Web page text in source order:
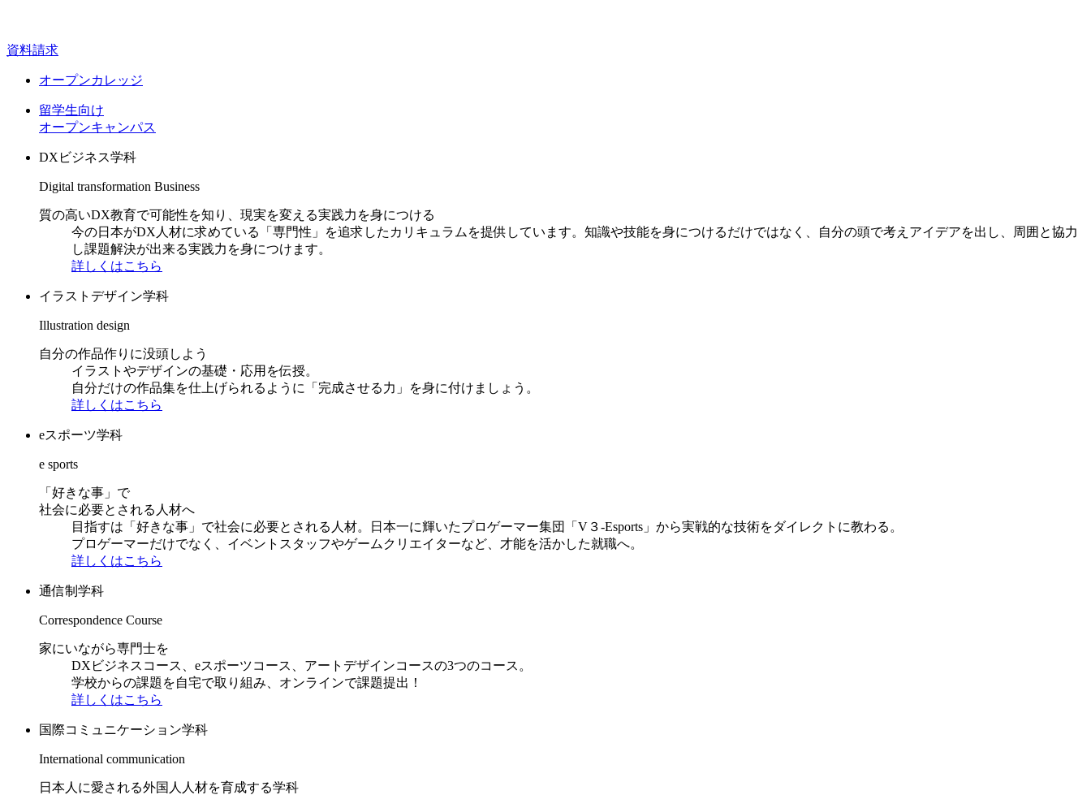
資料請求
オープンカレッジ
留学生向け
オープンキャンパス
DXビジネス学科
Digital transformation Business
質の高いDX教育で可能性を知り、現実を変える実践力を身につける
今の日本がDX人材に求めている「専門性」を追求したカリキュラムを提供しています。知識や技能を身につけるだけではなく、自分の頭で考えアイデアを出し、周囲と協力
し課題解決が出来る実践力を身につけます。
詳しくはこちら
イラストデザイン学科
Illustration design
自分の作品作りに没頭しよう
イラストやデザインの基礎・応用を伝授。
自分だけの作品集を仕上げられるように「完成させる力」を身に付けましょう。
詳しくはこちら
eスポーツ学科
e sports
「好きな事」で
社会に必要とされる人材へ
目指すは「好きな事」で社会に必要とされる人材。日本一に輝いたプロゲーマー集団「V３-Esports」から実戦的な技術をダイレクトに教わる。
プロゲーマーだけでなく、イベントスタッフやゲームクリエイターなど、才能を活かした就職へ。
詳しくはこちら
通信制学科
Correspondence Course
家にいながら専門士を
DXビジネスコース、eスポーツコース、アートデザインコースの3つのコース。
学校からの課題を自宅で取り組み、オンラインで課題提出！
詳しくはこちら
国際コミュニケーション学科
International communication
日本人に愛される外国人人材を育成する学科